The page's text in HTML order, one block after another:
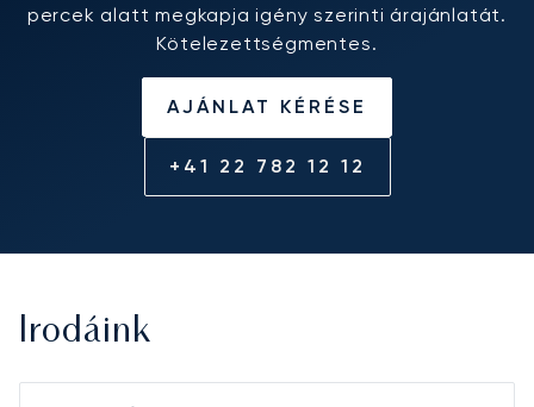
percek alatt megkapja igény szerinti árajánlatát.
Kötelezettségmentes.
AJÁNLAT KÉRÉSE
+41 22 782 12 12
Irodáink